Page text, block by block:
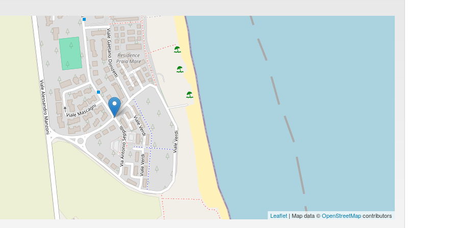
Leaflet | Map data ©OpenStreetMapcontributors